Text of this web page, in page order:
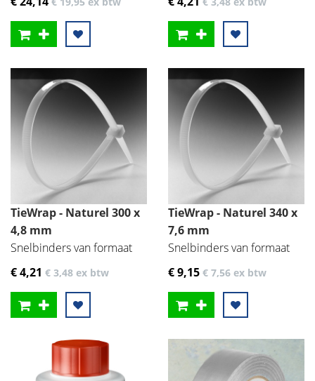
TieWrap - Naturel 300 x
4,8 mm
Snelbinders van formaat
€ 4,21 € 3,48 ex btw
TieWrap - Naturel 340 x
7,6 mm
Snelbinders van formaat
€ 9,15 € 7,56 ex btw